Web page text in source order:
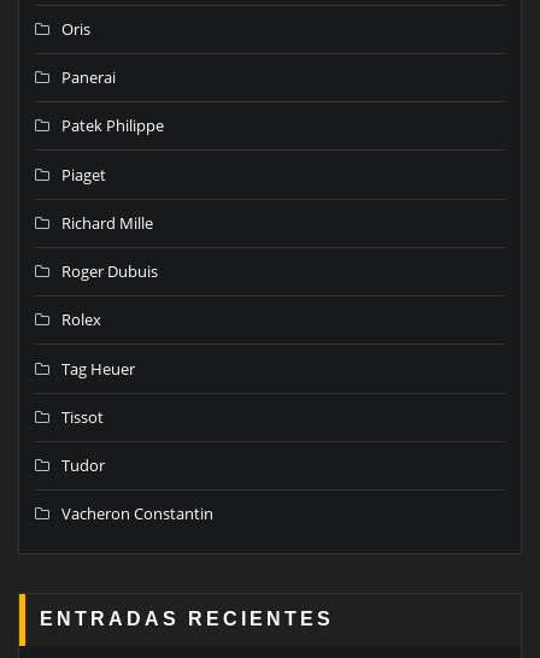
Oris
Panerai
Patek Philippe
Piaget
Richard Mille
Roger Dubuis
Rolex
Tag Heuer
Tissot
Tudor
Vacheron Constantin
ENTRADAS RECIENTES